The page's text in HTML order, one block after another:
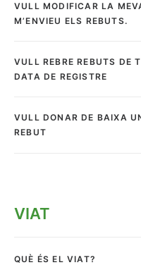
VULL MODIFICAR LA
M’ENVIEU ELS REBUTS.
VULL REBRE REBUTS DE
DATA DE REGISTRE
VULL DONAR DE BAIXA
REBUT
VIAT
QUÈ ÉS EL VIAT?